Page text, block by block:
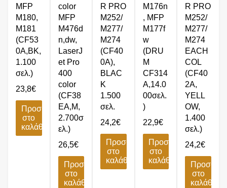
MFP
M180,
M181
(CF53
0A,BK,
1.100
σελ.)
23,8€
Προσθήκη
στο
καλάθι
color
MFP
M476d
n,dw,
LaserJ
et Pro
400
color
(CF38
EA,M,
2.700σ
ελ.)
26,5€
Προσθήκη
στο
καλάθι
R PRO
M252/
M277/
M274
(CF40
0A),
BLΑC
K
1.500
σελ.
24,2€
Προσθήκη
στο
καλάθι
M176n
, MFP
M177f
w
(DRU
M
CF314
A,14.0
00σελ.
)
22,9€
Προσθήκη
στο
καλάθι
R PRO
M252/
M277/
M274
EACH
COL
(CF40
2A,
YELL
OW,
1.400
σελ.)
24,2€
στο
καλάθι